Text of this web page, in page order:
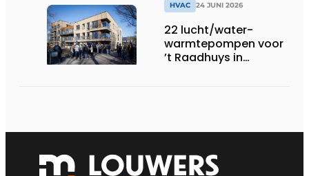
HVAC 24 JUNI 2026
22 lucht/water-
warmtepompen voor
’t Raadhuys in